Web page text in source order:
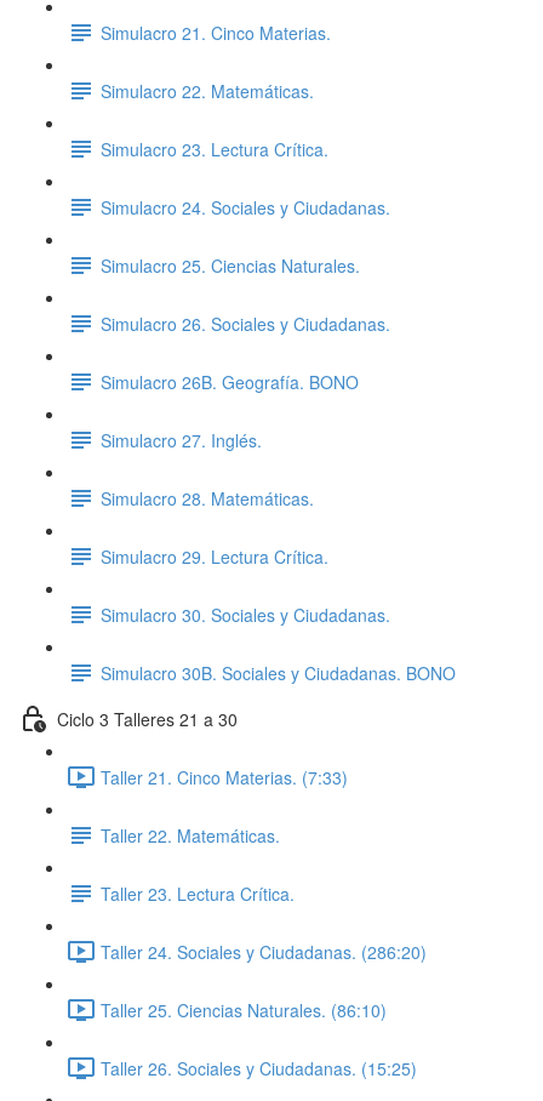
Simulacro 21. Cinco Materias.
Simulacro 22. Matemáticas.
Simulacro 23. Lectura Crítica.
Simulacro 24. Sociales y Ciudadanas.
Simulacro 25. Ciencias Naturales.
Simulacro 26. Sociales y Ciudadanas.
Simulacro 26B. Geografía. BONO
Simulacro 27. Inglés.
Simulacro 28. Matemáticas.
Simulacro 29. Lectura Crítica.
Simulacro 30. Sociales y Ciudadanas.
Simulacro 30B. Sociales y Ciudadanas. BONO
Ciclo 3 Talleres 21 a 30
Taller 21. Cinco Materias. (7:33)
Taller 22. Matemáticas.
Taller 23. Lectura Crítica.
Taller 24. Sociales y Ciudadanas. (286:20)
Taller 25. Ciencias Naturales. (86:10)
Taller 26. Sociales y Ciudadanas. (15:25)